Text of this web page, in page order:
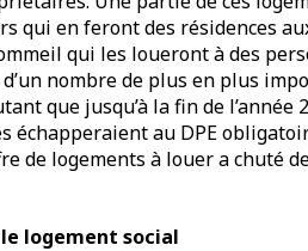
qui en feront des résidences
qui les loueront à des
nombre de plus en plus
que jusqu’à la fin de
au DPE
de logements à louer a chuté
logement social